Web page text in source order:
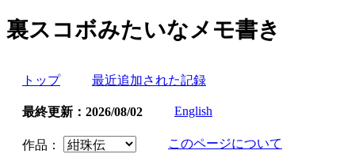
裏スコボみたいなメモ書き
トップ 最近追加された記録
最終更新：2026/08/02 English
作品： このページについて